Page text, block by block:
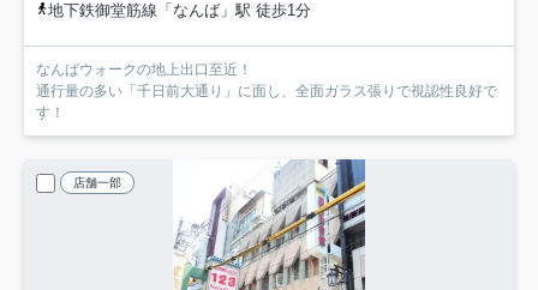
地下鉄御堂筋線「なんば」駅 徒歩1分
なんばウォークの地上出口至近！
通行量の多い「千日前大通り」に面し、全面ガラス張りで視認性良好で
す！
店舗一部